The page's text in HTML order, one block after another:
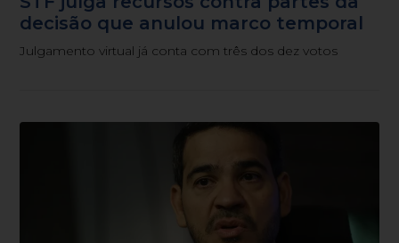
decisão que anulou marco temporal
Julgamento virtual já conta com três dos dez votos